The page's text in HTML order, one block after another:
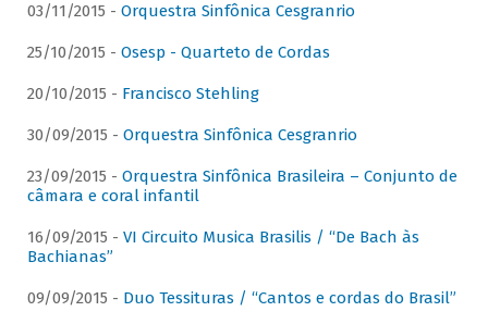
03/11/2015 - Orquestra Sinfônica Cesgranrio
25/10/2015 - Osesp - Quarteto de Cordas
20/10/2015 - Francisco Stehling
30/09/2015 - Orquestra Sinfônica Cesgranrio
23/09/2015 - Orquestra Sinfônica Brasileira – Conjunto de
câmara e coral infantil
16/09/2015 - VI Circuito Musica Brasilis / “De Bach às
Bachianas”
09/09/2015 - Duo Tessituras / “Cantos e cordas do Brasil”